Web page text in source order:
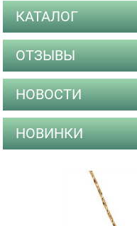
КАТАЛОГ
ОТЗЫВЫ
НОВОСТИ
НОВИНКИ